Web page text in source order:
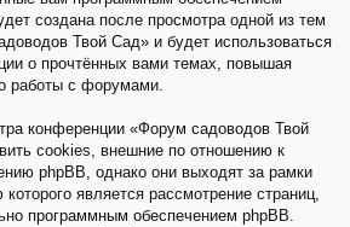
создана после просмотра одной из тем
Твой Сад» и будет использоваться
о прочтённых вами темах, повышая
работы с форумами.
конференции «Форум садоводов Твой
cookies, внешние по отношению к
phpBB, однако они выходят за рамки
является рассмотрение страниц,
программным обеспечением phpBB.